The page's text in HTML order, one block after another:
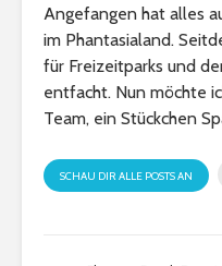
Angefangen hat alles
im Phantasialand.
für Freizeitparks und
entfacht. Nun möchte
Team, ein Stückchen
SCHAU DIR ALLE POSTS AN